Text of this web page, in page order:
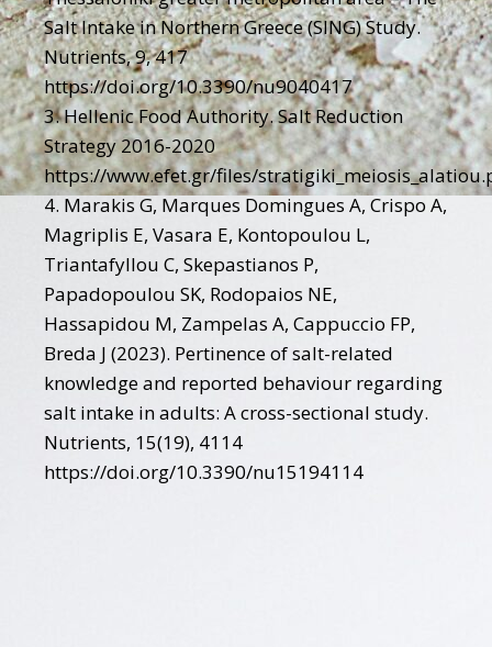
Salt Intake in Northern Greece (SING) Study.
Nutrients, 9, 417
https://doi.org/10.3390/nu9040417
Hellenic Food Authority. Salt Reduction
Strategy 2016-2020
https://www.efet.gr/files/
Marakis G, Marques Domingues A, Crispo A,
Magriplis E, Vasara E, Kontopoulou L,
Triantafyllou C, Skepastianos P,
Papadopoulou SK, Rodopaios NE,
Hassapidou M, Zampelas A, Cappuccio FP,
Breda J (2023). Pertinence of salt-related
knowledge and reported behaviour regarding
salt intake in adults: A cross-sectional study.
Nutrients, 15(19), 4114
https://doi.org/10.3390/nu15194114